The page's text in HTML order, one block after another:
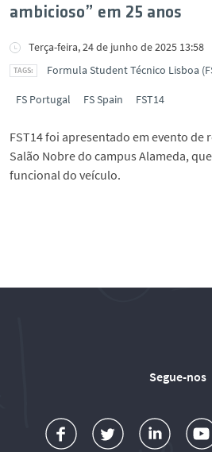
ambicioso” em 25 anos
Terça-feira, 24 de junho de 2025 13:58
Formula Student Técnico Lisboa
FS Portugal FS Spain FST14
FST14 foi apresentado em evento de
Salão Nobre do campus Alameda,
funcional do veículo.
Segue-nos
a
o
d
o